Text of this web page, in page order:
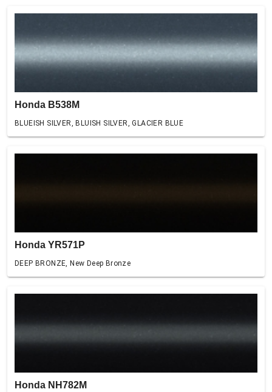
Honda B538M
BLUEISH SILVER, BLUISH SILVER, GLACIER BLUE
Honda YR571P
DEEP BRONZE, New Deep Bronze
Honda NH782M